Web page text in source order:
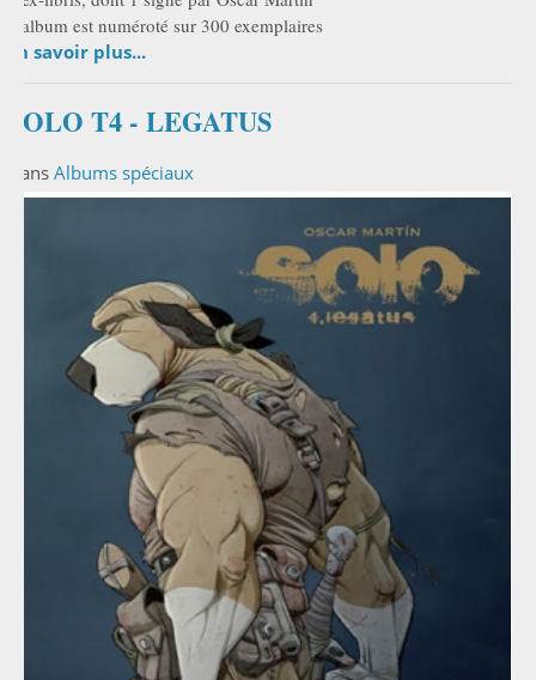
L'album est numéroté sur 300 exemplaires
En savoir plus...
SOLO T4 - LEGATUS
Dans Albums spéciaux